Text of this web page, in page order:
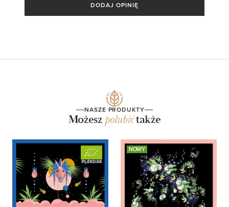
DODAJ OPINIĘ
NASZE PRODUKTY
Możeszpolubićtakże
PL-EKO-04
NOWY